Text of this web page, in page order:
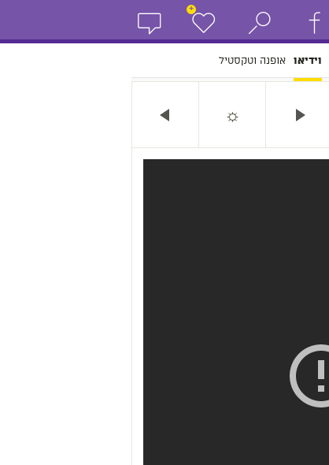
+
וידיאו אופנה וטקסטיל
☼